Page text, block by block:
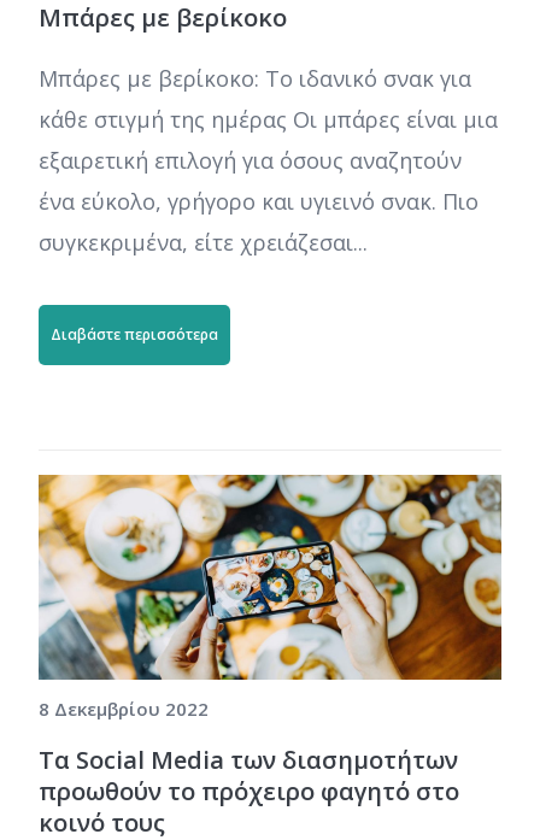
Μπάρες με βερίκοκο
Μπάρες με βερίκοκο: Το ιδανικό σνακ για
κάθε στιγμή της ημέρας Οι μπάρες είναι μια
εξαιρετική επιλογή για όσους αναζητούν
ένα εύκολο, γρήγορο και υγιεινό σνακ. Πιο
συγκεκριμένα, είτε χρειάζεσαι...
Διαβάστε περισσότερα
8 Δεκεμβρίου 2022
Τα Social Media των διασημοτήτων
προωθούν το πρόχειρο φαγητό στο
κοινό τους